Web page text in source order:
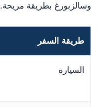
وسالزبورغ بطريقة مريحة.
طريقة السفر
السيارة